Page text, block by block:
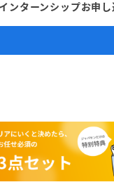
ンターンシップお申